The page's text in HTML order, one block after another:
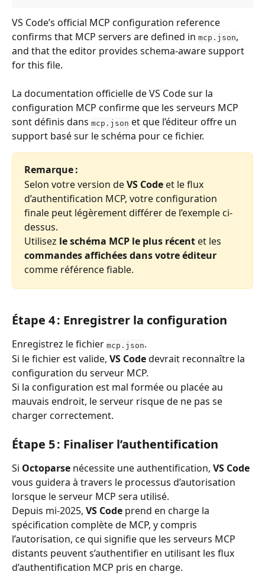
VS Code’s official MCP configuration reference
confirms that MCP servers are defined in mcp.json,
and that the editor provides schema-aware support
for this file.
La documentation officielle de VS Code sur la
configuration MCP confirme que les serveurs MCP
sont définis dans mcp.json et que l’éditeur offre un
support basé sur le schéma pour ce fichier.
Remarque :
Selon votre version de VS Code et le flux
d’authentification MCP, votre configuration
finale peut légèrement différer de l’exemple ci-
dessus.
Utilisez le schéma MCP le plus récent et les
commandes affichées dans votre éditeur
comme référence fiable.
Étape 4 : Enregistrer la configuration
Enregistrez le fichier mcp.json.
Si le fichier est valide, VS Code devrait reconnaître la
configuration du serveur MCP.
Si la configuration est mal formée ou placée au
mauvais endroit, le serveur risque de ne pas se
charger correctement.
Étape 5 : Finaliser l’authentification
Si Octoparse nécessite une authentification, VS Code
vous guidera à travers le processus d’autorisation
lorsque le serveur MCP sera utilisé.
Depuis mi-2025, VS Code prend en charge la
spécification complète de MCP, y compris
l’autorisation, ce qui signifie que les serveurs MCP
distants peuvent s’authentifier en utilisant les flux
d’authentification MCP pris en charge.